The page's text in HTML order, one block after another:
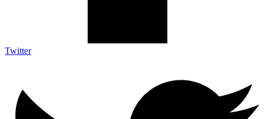
Twitter